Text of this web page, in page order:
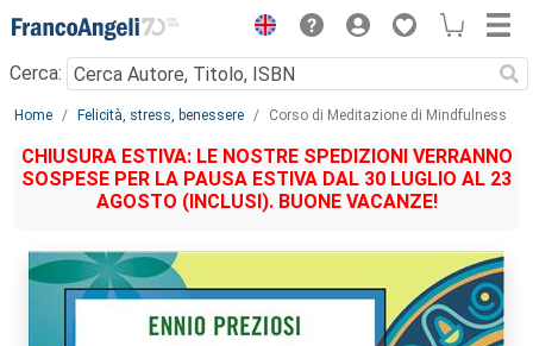
Menu
Cerca:
Main content
Home Felicità, stress, benessere Corso di Meditazione di Mindfulness
CHIUSURA ESTIVA: LE NOSTRE SPEDIZIONI VERRANNO
SOSPESE PER LA PAUSA ESTIVA DAL 30 LUGLIO AL 23
AGOSTO (INCLUSI). BUONE VACANZE!